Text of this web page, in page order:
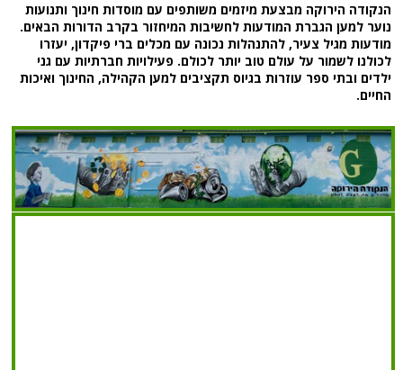
הנקודה הירוקה מבצעת מיזמים משותפים עם מוסדות חינוך ותנועות
נוער למען הגברת המודעות לחשיבות המיחזור בקרב הדורות הבאים.
מודעות מגיל צעיר, להתנהלות נכונה עם מכלים ברי פיקדון, יעזרו
לכולנו לשמור על עולם טוב יותר לכולם. פעילויות חברתיות עם גני
ילדים ובתי ספר עוזרות בגיוס תקציבים למען הקהילה, החינוך ואיכות
החיים.